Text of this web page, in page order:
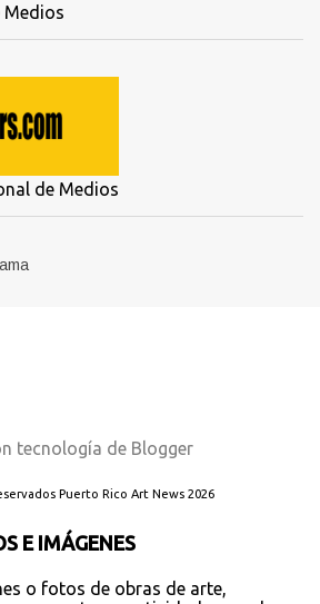
de Medios
tecnología de Blogger
Puerto Rico Art News 2026
E IMÁGENES
o fotos de obras de arte,